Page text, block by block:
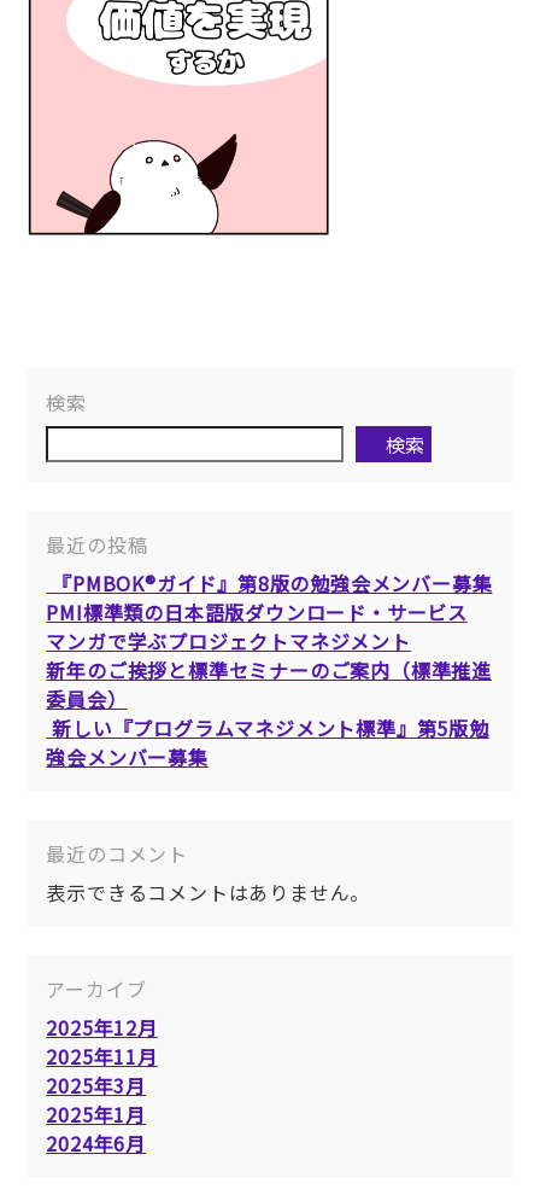
検索
検索
最近の投稿
『PMBOK®ガイド』第8版の勉強会メンバー募集
PMI標準類の日本語版ダウンロード・サービス
マンガで学ぶプロジェクトマネジメント
新年のご挨拶と標準セミナーのご案内（標準推進
委員会）
新しい『プログラムマネジメント標準』第5版勉
強会メンバー募集
最近のコメント
表示できるコメントはありません。
アーカイブ
2025年12月
2025年11月
2025年3月
2025年1月
2024年6月